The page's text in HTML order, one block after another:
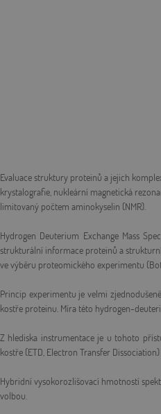
Evaluace struktury proteinů a jejich
krystalografie, nukleární magnetická
limitovaný počtem aminokyselin (NMR).
Hydrogen Deuterium Exchange Mass
strukturální informace proteinů a
ve výběru proteomického experimentu
Princip experimentu je velmi
kostře proteinu. Míra této hydrogen-
Z hlediska instrumentace je u tohoto
kostře (ETD, Electron Transfer
Hybridní vysokorozlišovací hmotností
volbou.